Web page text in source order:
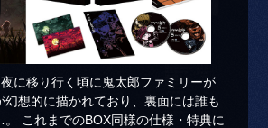
に移り行く頃に鬼太郎ファミリーが
幻想的に描かれており、裏面には誰も
これまでのBOX同様の仕様・特典に